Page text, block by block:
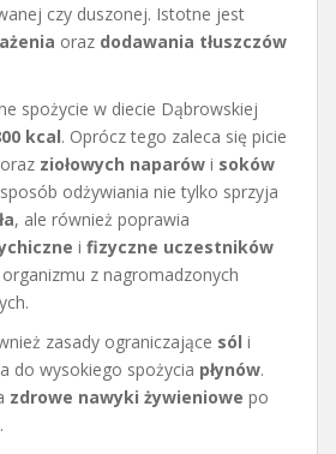
czy duszonej. Istotne jest
oraz dodawania tłuszczów
spożycie w diecie Dąbrowskiej
kcal. Oprócz tego zaleca się picie
oraz ziołowych naparów i soków
odżywiania nie tylko sprzyja
, ale również poprawia
i fizyczne uczestników
z nagromadzonych
zasady ograniczające sól i
do wysokiego spożycia płynów.
zdrowe nawyki żywieniowe po